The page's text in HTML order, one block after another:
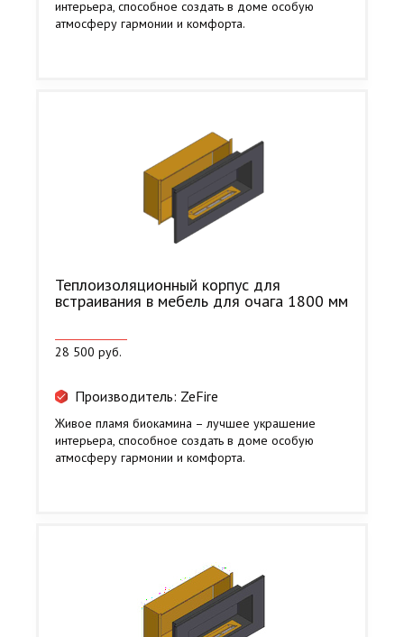
интерьера, способное создать в доме особую
атмосферу гармонии и комфорта.
Теплоизоляционный корпус для
встраивания в мебель для очага 1800 мм
28 500 руб.
Производитель: ZeFire
Живое пламя биокамина – лучшее украшение
интерьера, способное создать в доме особую
атмосферу гармонии и комфорта.